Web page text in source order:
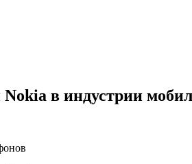
в индустрии